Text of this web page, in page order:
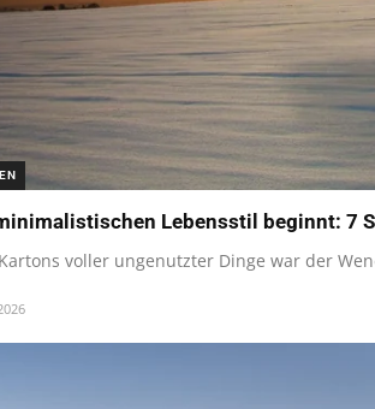
Lebensstil beginnt: 7
voller ungenutzter Dinge war der